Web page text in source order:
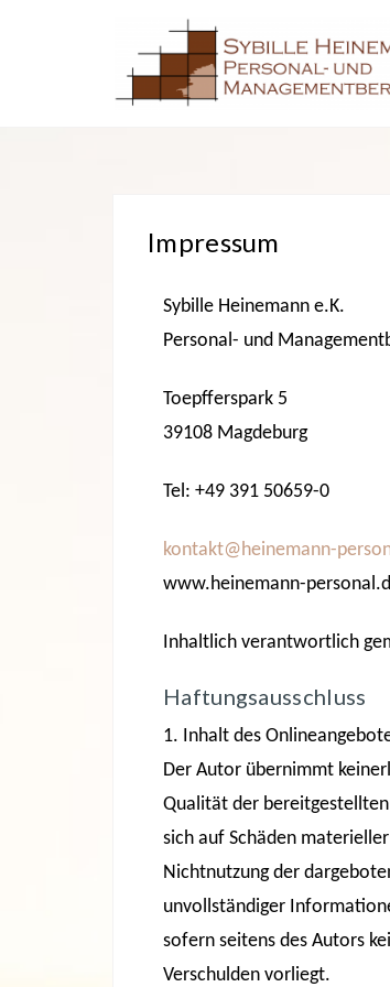
Impressum
Sybille Heinemann e.K.
Personal- und
Toepfferspark 5
39108 Magdeburg
Tel: +49 391 50659-0
kontakt@heinemann-
www.heinemann-
Inhaltlich verantwortlich
Haftungsausschluss
1. Inhalt des
Der Autor übernimmt
Qualität der
sich auf Schäden
Nichtnutzung der
unvollständiger
sofern seitens des Autors
Verschulden vorliegt.